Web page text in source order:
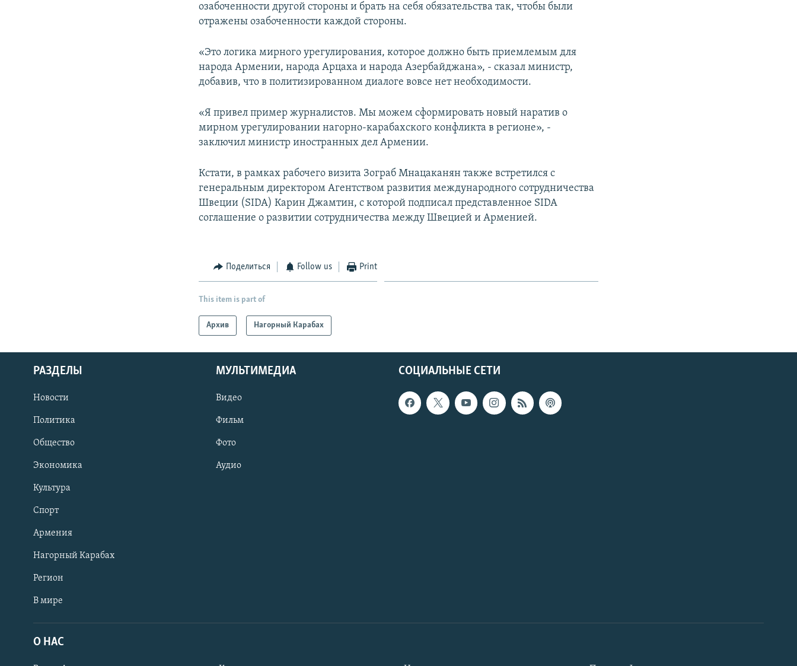
озабоченности другой стороны и брать на себя обязательства так, чтобы были
отражены озабоченности каждой стороны.
«Это логика мирного урегулирования, которое должно быть приемлемым для
народа Армении, народа Арцаха и народа Азербайджана», - сказал министр,
добавив, что в политизированном диалоге вовсе нет необходимости.
«Я привел пример журналистов. Мы можем сформировать новый наратив о
мирном урегулировании нагорно-карабахского конфликта в регионе», -
заключил министр иностранных дел Армении.
Кстати, в рамках рабочего визита Зограб Мнацаканян также встретился с
генеральным директором Агентством развития международного сотрудничества
Швеции (SIDA) Карин Джамтин, с которой подписал представленное SIDA
соглашение о развитии сотрудничества между Швецией и Арменией.
Поделиться Follow us Print
This item is part of
Архив Нагорный Карабах
СОЦИАЛЬНЫЕ СЕТИ
РАЗДЕЛЫ
Новости
Политика
Общество
Экономика
Культура
Спорт
Армения
Нагорный Карабах
Регион
В мире
МУЛЬТИМЕДИА
Видео
Фильм
Фото
Аудио
О НАС